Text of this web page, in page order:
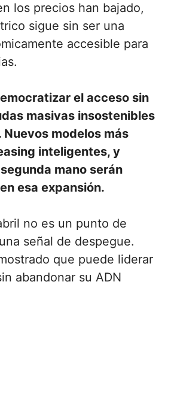
los precios han bajado,
sigue sin ser una
accesible para
el acceso sin
masivas insostenibles
Nuevos modelos más
inteligentes, y
mano serán
esa expansión.
no es un punto de
señal de despegue.
que puede liderar
abandonar su ADN